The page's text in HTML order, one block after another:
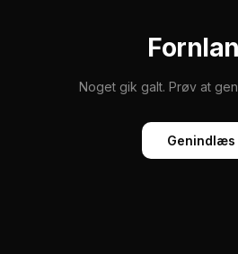
Noget gik galt. Prøv at
Genindlæs